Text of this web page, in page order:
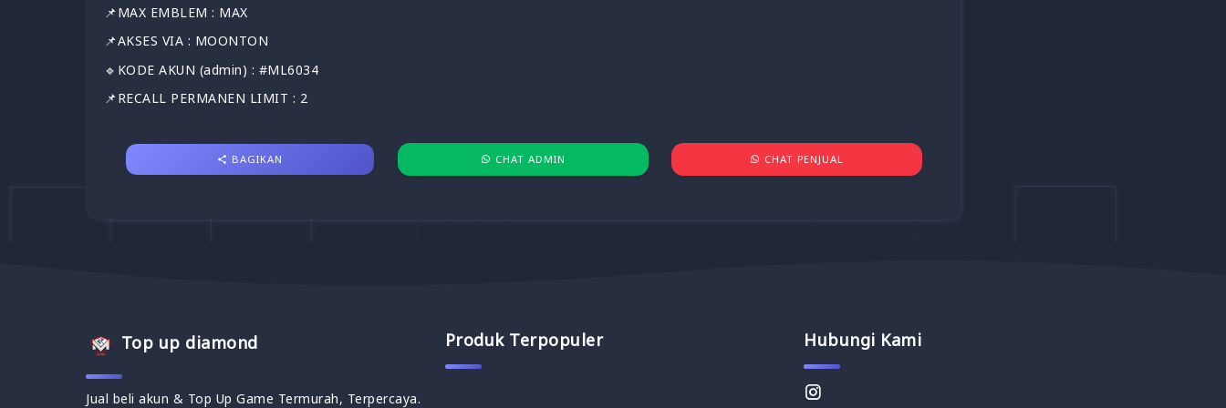
📌MAX EMBLEM : MAX
📌AKSES VIA : MOONTON
🔹KODE AKUN (admin) : #ML6034
📌RECALL PERMANEN LIMIT : 2
BAGIKAN CHAT ADMIN CHAT PENJUAL
Top up diamond
Jual beli akun & Top Up Game Termurah, Terpercaya.
Produk Terpopuler Hubungi Kami